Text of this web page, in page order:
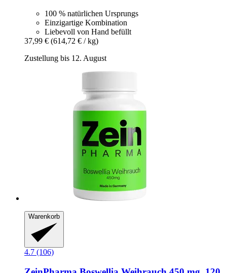
100 % natürlichen Ursprungs
Einzigartige Kombination
Liebevoll von Hand befüllt
37,99 € (614,72 € / kg)
Zustellung bis 12. August
Warenkorb
4.7 (106)